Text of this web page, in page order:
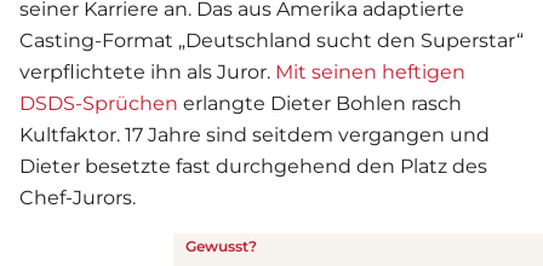
seiner Karriere an. Das aus Amerika adaptierte
Casting-Format „Deutschland sucht den Superstar“
verpflichtete ihn als Juror. Mit seinen heftigen
DSDS-Sprüchen erlangte Dieter Bohlen rasch
Kultfaktor. 17 Jahre sind seitdem vergangen und
Dieter besetzte fast durchgehend den Platz des
Chef-Jurors.
Gewusst?